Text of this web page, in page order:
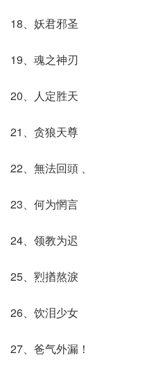
18、妖君邪圣
19、魂之神刃ゞ
20、人定胜天
21、贪狼天尊
22、無法回頭 、
23、何为惘言
24、领教为迟
25、煭揂熬淚
26、饮泪少女
27、爸气外漏！